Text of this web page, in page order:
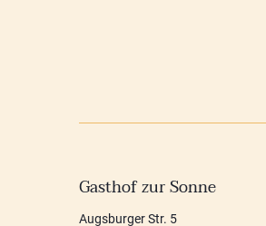
Gasthof zur Sonne
Augsburger Str. 5